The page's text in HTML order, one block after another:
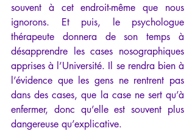
souvent à cet endroit-même que nous
ignorons. Et puis, le psychologue
thérapeute donnera de son temps à
désapprendre les cases nosographiques
apprises à l’Université. Il se rendra bien à
l’évidence que les gens ne rentrent pas
dans des cases, que la case ne sert qu’à
enfermer, donc qu’elle est souvent plus
dangereuse qu’explicative.